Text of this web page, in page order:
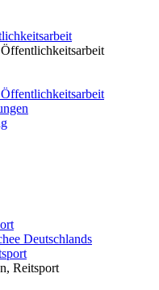
Öffentlichkeitsarbeit
Öffentlichkeitsarbeit
Deutschlands
Reitsport